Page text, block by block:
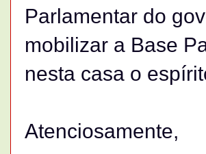
Parlamentar do
mobilizar a Base
nesta casa o
Atenciosamente,